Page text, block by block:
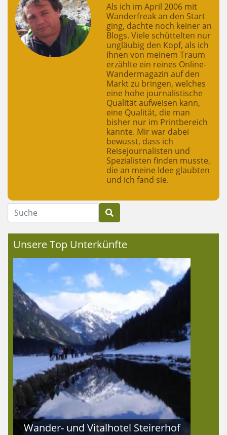
Als ich im April 2006 mit
Wanderfreak an den Start
ging, dachte noch keiner an
Blogs. Viele schüttelten nur
ungläubig den Kopf, als ich
Ihnen von meinem Traum
erzählte ein reines Online-
Wandermagazin auf den
Markt zu bringen, welches
eine hohe journalistische
Qualität aufweisen kann,
eine Qualität, die man
bisher nur im Printbereich
kannte. Mir war dabei
bewusst, dass ich
Reisejournalisten und
Spezialisten finden musste,
die an meine Idee glaubten
und ich fand sie.
Suche
Unsere Top Unterkünfte
Wander- und Vitalhotel Steirerhof